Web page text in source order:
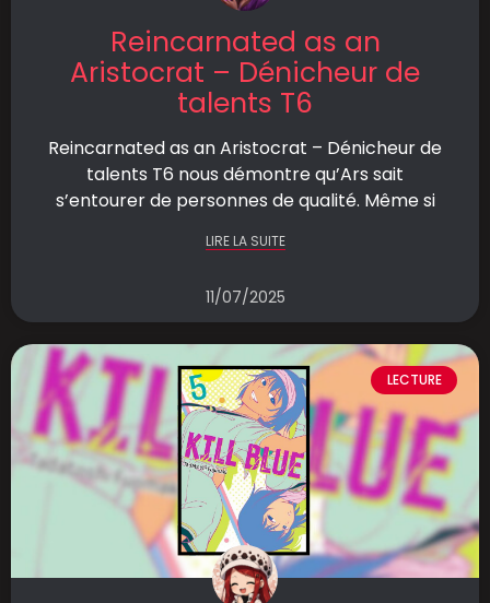
Reincarnated as an
Aristocrat – Dénicheur de
talents T6
Reincarnated as an Aristocrat – Dénicheur de
talents T6 nous démontre qu’Ars sait
s’entourer de personnes de qualité. Même si
LIRE LA SUITE
11/07/2025
LECTURE